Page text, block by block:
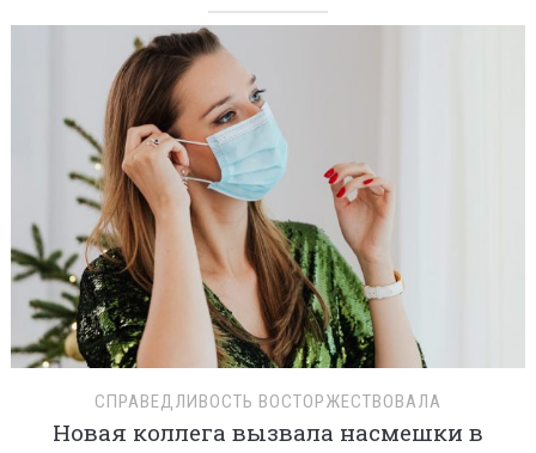
СПРАВЕДЛИВОСТЬ ВОСТОРЖЕСТВОВАЛА
Новая коллега вызвала насмешки в